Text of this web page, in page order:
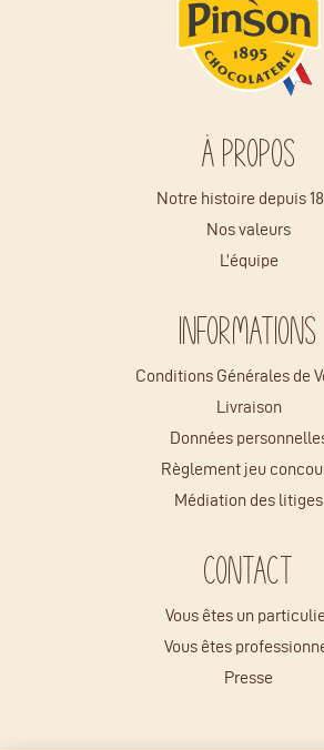
À propos
Notre histoire depuis
Nos valeurs
L’équipe
Informations
Conditions Générales de
Livraison
Données
Règlement jeu
Médiation des litiges
Contact
Vous êtes un
Vous êtes
Presse